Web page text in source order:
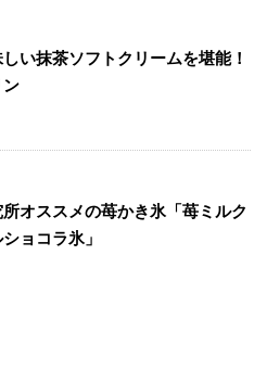
い抹茶ソフトクリームを堪能！
ン
オススメの苺かき氷「苺ミルク
ョコラ氷」